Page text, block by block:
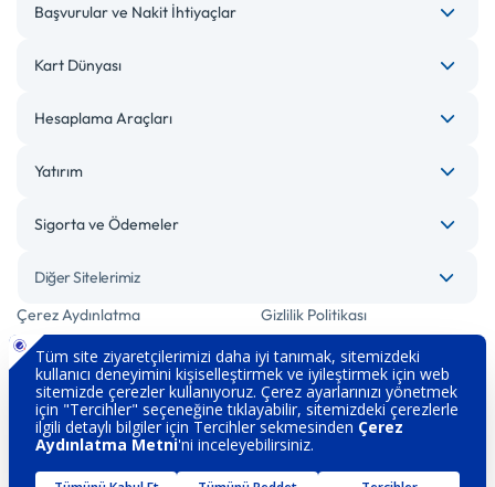
Başvurular ve Nakit İhtiyaçlar
Kart Dünyası
Hesaplama Araçları
Yatırım
Sigorta ve Ödemeler
Diğer Sitelerimiz
Çerez Aydınlatma
Gizlilik Politikası
Bilgi Toplumu Hizmetleri Engelsiz Bankacılık
Kişisel Verilerin Korunması Güvenlik
İletişim Hakkımızda
Sözleşme ve Formlar